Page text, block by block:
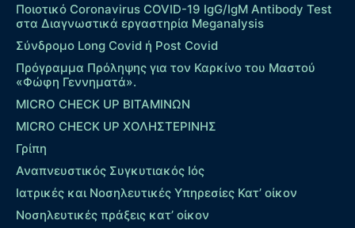
Ποιοτικό Coronavirus COVID-19 IgG/IgM Antibody Test
στα Διαγνωστικά εργαστηρία Meganalysis
Σύνδρομο Long Covid ή Post Covid
Πρόγραμμα Πρόληψης για τον Καρκίνο του Μαστού
«Φώφη Γεννηματά».
MICRO CHECK UP ΒΙΤΑΜΙΝΩΝ
MICRO CHECK UP ΧΟΛΗΣΤΕΡΙΝΗΣ
Γρίπη
Αναπνευστικός Συγκυτιακός Ιός
Ιατρικές και Νοσηλευτικές Υπηρεσίες Κατ’ οίκον
Νοσηλευτικές πράξεις κατ’ οίκον